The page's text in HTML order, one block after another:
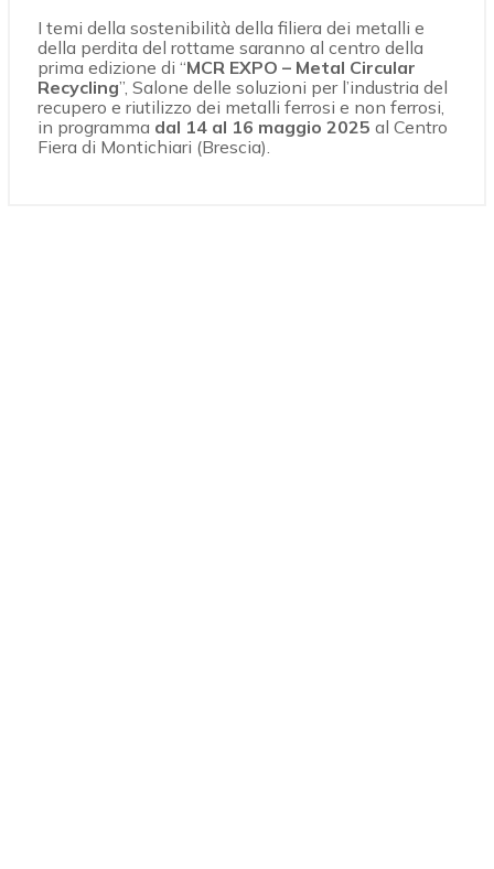
I temi della sostenibilità della filiera dei metalli e
della perdita del rottame saranno al centro della
prima edizione di “MCR EXPO – Metal Circular
Recycling”, Salone delle soluzioni per l’industria del
recupero e riutilizzo dei metalli ferrosi e non ferrosi,
in programma dal 14 al 16 maggio 2025 al Centro
Fiera di Montichiari (Brescia).